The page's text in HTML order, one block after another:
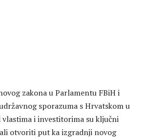
zakona u Parlamentu FBiH i
sporazuma s Hrvatskom u
i investitorima su ključni
otvoriti put ka izgradnji novog